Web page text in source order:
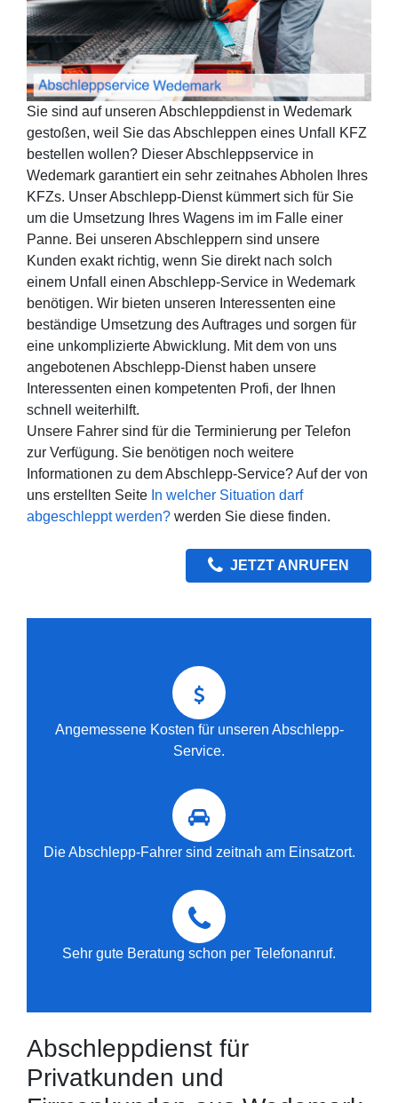
Sie sind auf unseren Abschleppdienst in Wedemark
gestoßen, weil Sie das Abschleppen eines Unfall KFZ
bestellen wollen? Dieser Abschleppservice in
Wedemark garantiert ein sehr zeitnahes Abholen Ihres
KFZs. Unser Abschlepp-Dienst kümmert sich für Sie
um die Umsetzung Ihres Wagens im im Falle einer
Panne. Bei unseren Abschleppern sind unsere
Kunden exakt richtig, wenn Sie direkt nach solch
einem Unfall einen Abschlepp-Service in Wedemark
benötigen. Wir bieten unseren Interessenten eine
beständige Umsetzung des Auftrages und sorgen für
eine unkomplizierte Abwicklung. Mit dem von uns
angebotenen Abschlepp-Dienst haben unsere
Interessenten einen kompetenten Profi, der Ihnen
schnell weiterhilft.
Unsere Fahrer sind für die Terminierung per Telefon
zur Verfügung. Sie benötigen noch weitere
Informationen zu dem Abschlepp-Service? Auf der von
uns erstellten Seite In welcher Situation darf
abgeschleppt werden? werden Sie diese finden.
JETZT ANRUFEN
Angemessene Kosten für unseren Abschlepp-
Service.
Die Abschlepp-Fahrer sind zeitnah am Einsatzort.
Sehr gute Beratung schon per Telefonanruf.
Abschleppdienst für
Privatkunden und